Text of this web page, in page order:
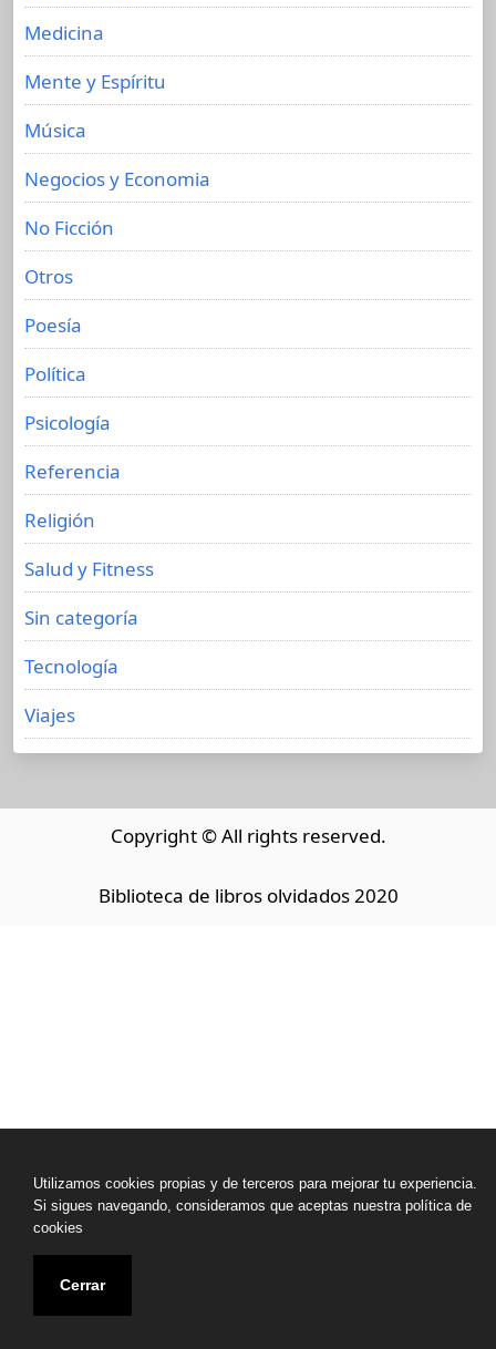
Medicina
Mente y Espíritu
Música
Negocios y Economia
No Ficción
Otros
Poesía
Política
Psicología
Referencia
Religión
Salud y Fitness
Sin categoría
Tecnología
Viajes
Copyright © All rights reserved.
Biblioteca de libros olvidados 2020
Utilizamos cookies propias y de terceros para mejorar tu experiencia.
Si sigues navegando, consideramos que aceptas nuestra política de
cookies
Cerrar